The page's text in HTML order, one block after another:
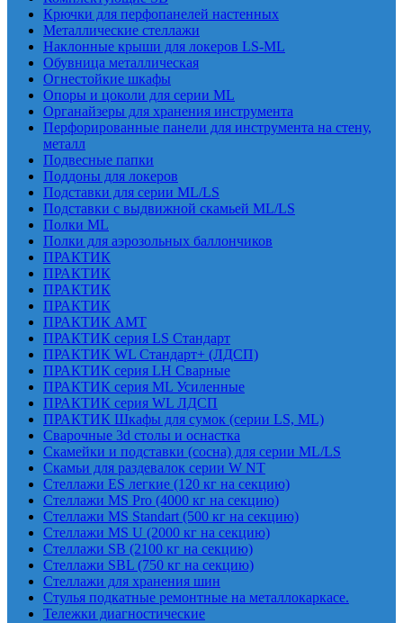
Крючки для перфопанелей настенных
Металлические стеллажи
Наклонные крыши для локеров LS-ML
Обувница металлическая
Огнестойкие шкафы
Опоры и цоколи для серии ML
Органайзеры для хранения инструмента
Перфорированные панели для инструмента на стену,
металл
Подвесные папки
Поддоны для локеров
Подставки для серии ML/LS
Подставки с выдвижной скамьей ML/LS
Полки ML
Полки для аэрозольных баллончиков
ПРАКТИК
ПРАКТИК
ПРАКТИК
ПРАКТИК
ПРАКТИК AMT
ПРАКТИК cерия LS Стандарт
ПРАКТИК WL Стандарт+ (ЛДСП)
ПРАКТИК серия LH Сварные
ПРАКТИК серия ML Усиленные
ПРАКТИК серия WL ЛДСП
ПРАКТИК Шкафы для сумок (серии LS, ML)
Сварочные 3d столы и оснастка
Скамейки и подставки (сосна) для серии ML/LS
Скамьи для раздевалок серии W NT
Стеллажи ES легкие (120 кг на секцию)
Стеллажи MS Pro (4000 кг на секцию)
Стеллажи MS Standart (500 кг на секцию)
Стеллажи MS U (2000 кг на секцию)
Стеллажи SB (2100 кг на секцию)
Стеллажи SBL (750 кг на секцию)
Стеллажи для хранения шин
Стулья подкатные ремонтные на металлокаркасе.
Тележки диагностические